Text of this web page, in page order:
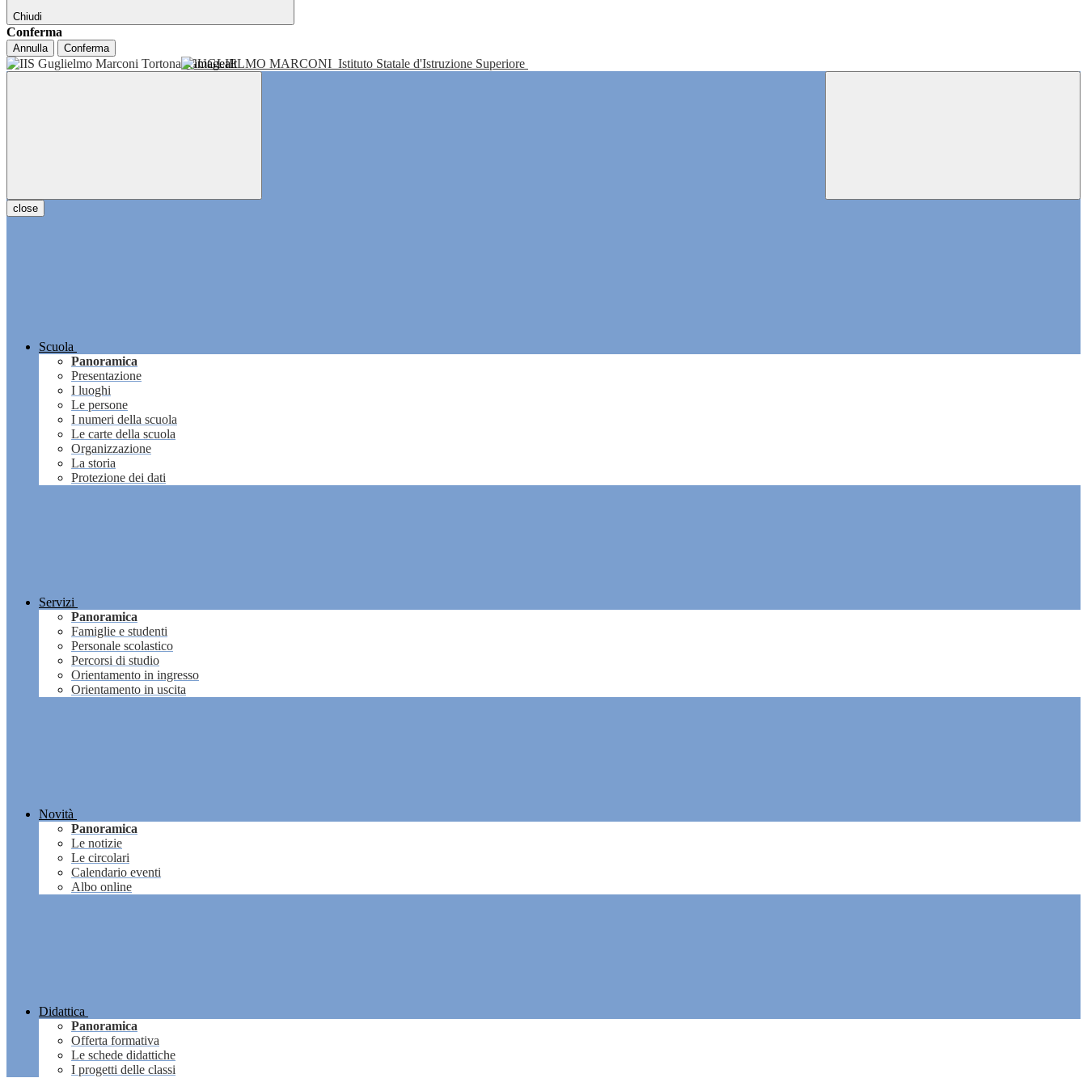
Chiudi
Conferma
Annulla Conferma
GUGLIELMO MARCONI Istituto Statale d'Istruzione Superiore
close
Scuola
Panoramica
Presentazione
I luoghi
Le persone
I numeri della scuola
Le carte della scuola
Organizzazione
La storia
Protezione dei dati
Servizi
Panoramica
Famiglie e studenti
Personale scolastico
Percorsi di studio
Orientamento in ingresso
Orientamento in uscita
Novità
Panoramica
Le notizie
Le circolari
Calendario eventi
Albo online
Didattica
Panoramica
Offerta formativa
Le schede didattiche
I progetti delle classi